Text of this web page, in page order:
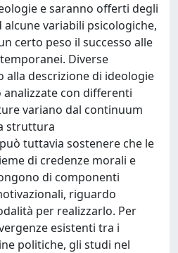
e saranno offerti degli
alcune variabili psicologiche,
certo peso il successo alle
Diverse
descrizione di ideologie
con differenti
variano dal continuum
struttura
tuttavia sostenere che le
di credenze morali e
di componenti
riguardo
per realizzarlo. Per
esistenti tra i
politiche, gli studi nel